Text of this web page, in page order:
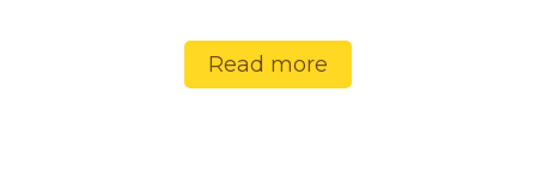
Read more